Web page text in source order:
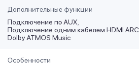
Дополнительные функции
Подключение по AUX
Подключение одним кабелем HDMI ARC
Dolby ATMOS Music
Особенности